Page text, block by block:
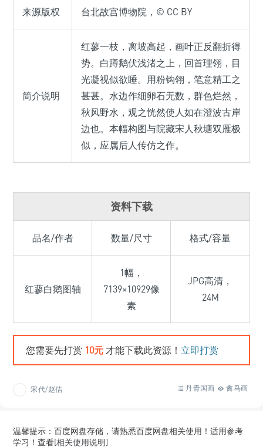
来源版权 台北故宫博物院，© CC BY
简介说明
红蓼一枝，离坡高起，画叶正反翻折得
势。白蹲鹅伏浅渚之上，回首理翎，目
光凝视似欲睡。用粉钩翎，笔意精工之
甚甚。水边作细卵石无数，群色烂然，
秋风野水，观之恍然使人如在澄波古岸
边也。本幅构图与院藏宋人秋塘双雁极
似，应属后人传仿之作。
资料下载
品名/作者 数量/尺寸 格式/容量
红蓼白鹅图轴
1幅，
7139×10929像
素
JPG高清，
24M
您需要先打赏 10元 才能下载此资源！ 立即打赏
宋代/赵佶 禽鸟画
丹青国画
温馨提示：百度网盘存储，请熟悉百度网盘相关使用！适用参考
学习！查看[相关使用说明]